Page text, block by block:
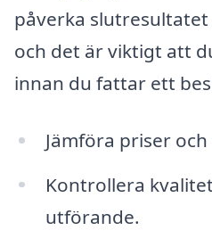
påverka
och det är viktigt att
innan du fattar ett
Jämföra priser
Kontrollera
utförande.